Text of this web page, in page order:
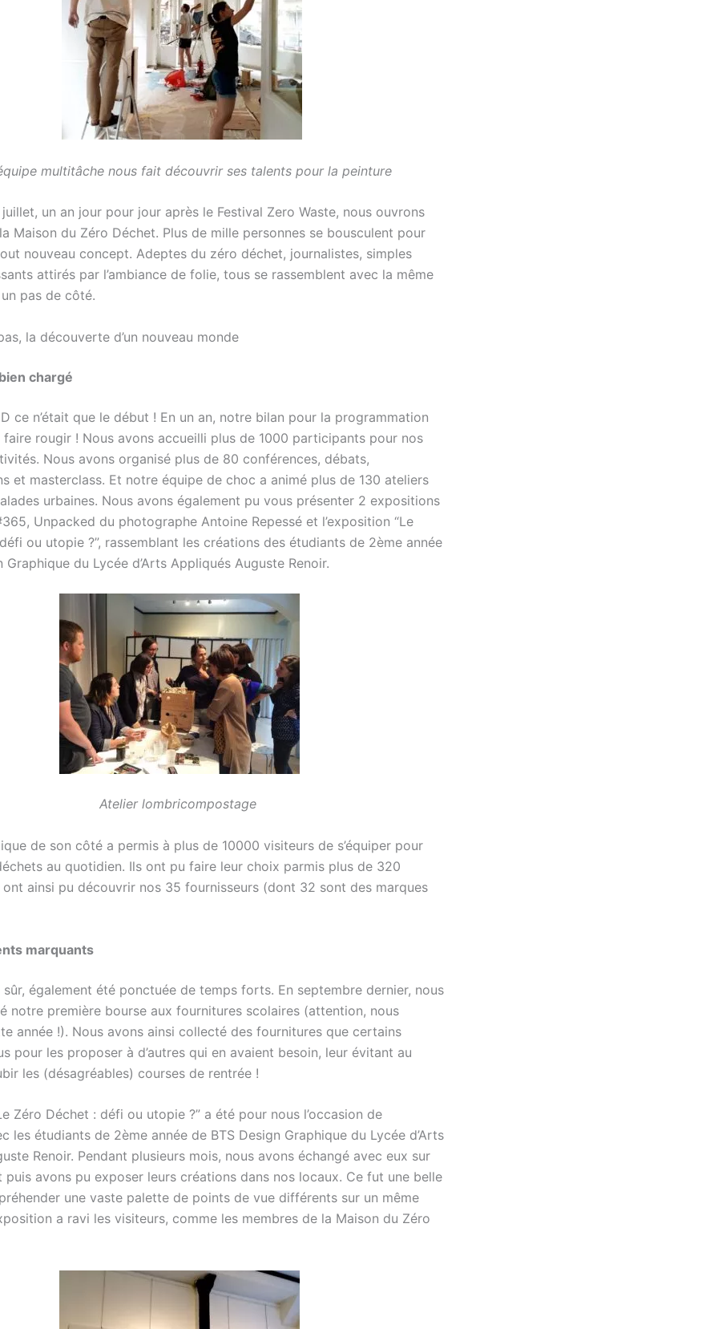
multitâche nous fait découvrir ses talents pour la peinture
un an jour pour jour après le Festival Zero Waste, nous ouvrons
Maison du Zéro Déchet. Plus de mille personnes se bousculent pour
nouveau concept. Adeptes du zéro déchet, journalistes, simples
attirés par l’ambiance de folie, tous se rassemblent avec la même
pas de côté.
la découverte d’un nouveau monde
chargé
ce n’était que le début ! En un an, notre bilan pour la programmation
faire rougir ! Nous avons accueilli plus de 1000 participants pour nos
Nous avons organisé plus de 80 conférences, débats,
et masterclass. Et notre équipe de choc a animé plus de 130 ateliers
urbaines. Nous avons également pu vous présenter 2 expositions
Unpacked du photographe Antoine Repessé et l’exposition “Le
ou utopie ?”, rassemblant les créations des étudiants de 2ème année
Graphique du Lycée d’Arts Appliqués Auguste Renoir.
Atelier lombricompostage
de son côté a permis à plus de 10000 visiteurs de s’équiper pour
au quotidien. Ils ont pu faire leur choix parmis plus de 320
ont ainsi pu découvrir nos 35 fournisseurs (dont 32 sont des marques
marquants
sûr, également été ponctuée de temps forts. En septembre dernier, nous
notre première bourse aux fournitures scolaires (attention, nous
année !). Nous avons ainsi collecté des fournitures que certains
pour les proposer à d’autres qui en avaient besoin, leur évitant au
les (désagréables) courses de rentrée !
Zéro Déchet : défi ou utopie ?” a été pour nous l’occasion de
les étudiants de 2ème année de BTS Design Graphique du Lycée d’Arts
Renoir. Pendant plusieurs mois, nous avons échangé avec eux sur
puis avons pu exposer leurs créations dans nos locaux. Ce fut une belle
une vaste palette de points de vue différents sur un même
a ravi les visiteurs, comme les membres de la Maison du Zéro